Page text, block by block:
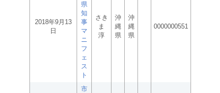
2018年9月13
日
県
知
事
マ
ニ
フ
ェ
ス
ト
さき
ま
淳
沖
縄
県
沖
縄
県
0000000551
市